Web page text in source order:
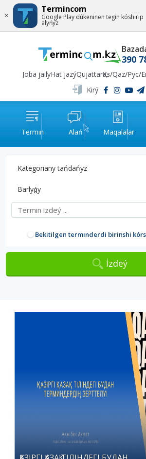
×
Termincom
Google Play dúkeninen tegin kóshirip
alyńyz
390
Joba jaılyHat jazýQujattarҚаз/Qaz/Рус/
Kirý
Termın Alań Maqalalar
Kategorıany tańdańyz
Barlyǵy
Bekitilgen termınderdi birinshi
İzdeý